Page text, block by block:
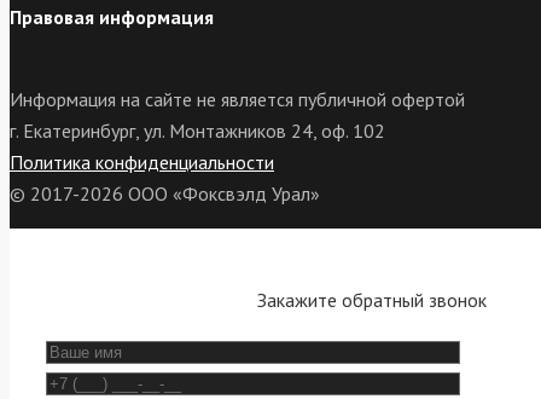
Правовая информация
Информация на сайте не является публичной офертой
г. Екатеринбург, ул. Монтажников 24, оф. 102
Политика конфиденциальности
© 2017-2026 ООО «Фоксвэлд Урал»
Закажите обратный звонок